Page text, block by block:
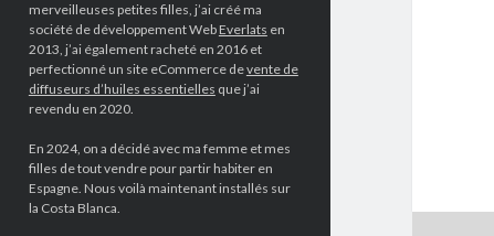
merveilleuses petites filles, j’ai créé ma
société de développement Web Everlats en
2013, j’ai également racheté en 2016 et
perfectionné un site eCommerce devente de
diffuseurs d’huiles essentielles que j’ai
revendu en 2020.
En 2024, on a décidé avec ma femme et mes
filles de tout vendre pour partir habiter en
Espagne. Nous voilà maintenant installés sur
la Costa Blanca.